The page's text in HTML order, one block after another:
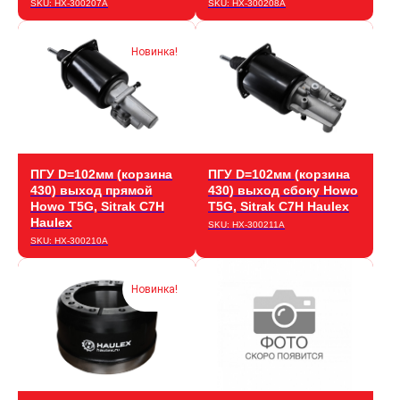
SKU: HX-300207A SKU: HX-300208A
Новинка!
ПГУ D=102мм (корзина
430) выход прямой
Howo T5G, Sitrak C7H
Haulex
SKU: HX-300210A
ПГУ D=102мм (корзина
430) выход сбоку Howo
T5G, Sitrak C7H Haulex
SKU: HX-300211A
Новинка!